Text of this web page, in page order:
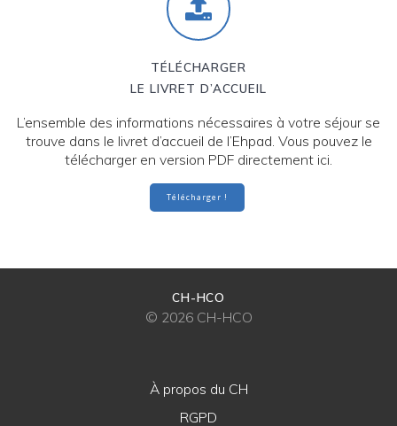
TÉLÉCHARGER
LE LIVRET D’ACCUEIL
L’ensemble des informations nécessaires à votre séjour se
trouve dans le livret d’accueil de l’Ehpad. Vous pouvez le
télécharger en version PDF directement ici.
Télécharger !
CH-HCO
© 2026 CH-HCO
À propos du CH
RGPD